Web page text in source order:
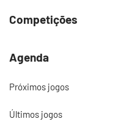
Competições
Agenda
Próximos jogos
Últimos jogos